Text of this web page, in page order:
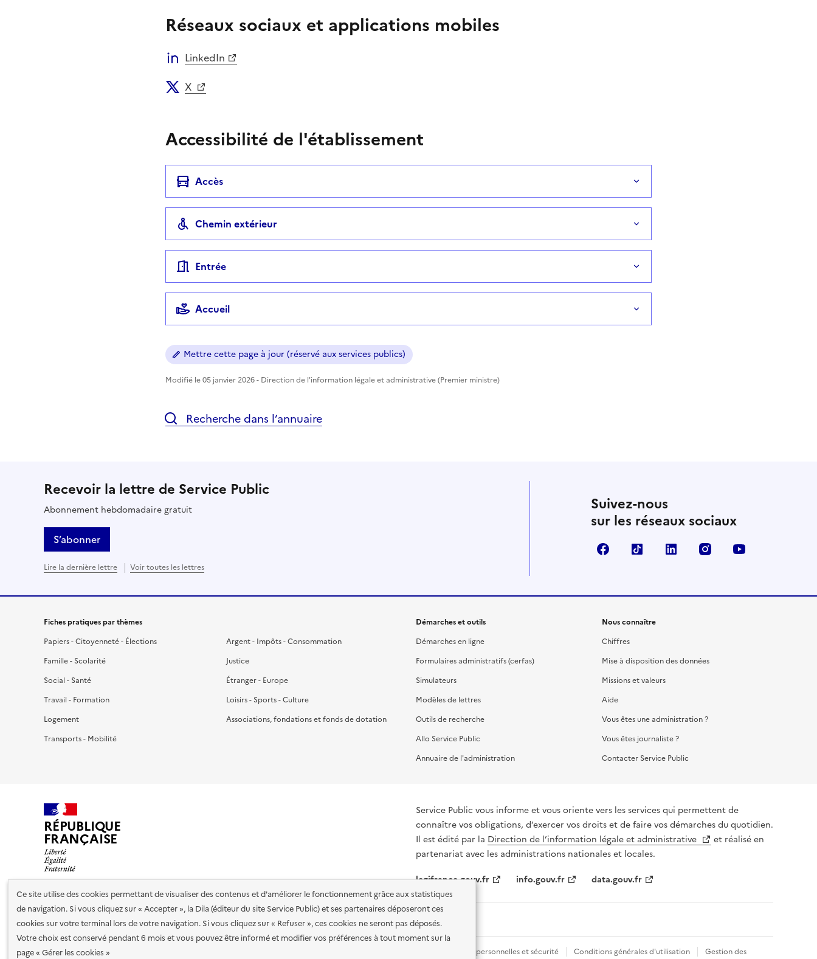
Ce site utilise des cookies permettant de visualiser des contenus et d'améliorer le fonctionnement grâce aux statistiques
de navigation. Si vous cliquez sur « Accepter », la Dila (éditeur du site Service Public) et ses partenaires déposeront ces
cookies sur votre terminal lors de votre navigation. Si vous cliquez sur « Refuser », ces cookies ne seront pas déposés.
Votre choix est conservé pendant 6 mois et vous pouvez être informé et modifier vos préférences à tout moment sur la
page « Gérer les cookies »
Réseaux sociaux et applications mobiles
LinkedIn
X
Accessibilité de l'établissement
Accès
Chemin extérieur
Entrée
Accueil
Mettre cette page à jour (réservé aux services publics)
Modifié le 05 janvier 2026 - Direction de l'information légale et administrative (Premier ministre)
Recherche dans l’annuaire
Recevoir la lettre de Service Public
Abonnement hebdomadaire gratuit
S’abonner
Lire la dernière lettre Voir toutes les lettres
Suivez-nous
sur les réseaux sociaux
FacebookTikTok LinkedIn Instagram
Fiches pratiques par thèmes
Papiers - Citoyenneté - Élections
Famille - Scolarité
Social - Santé
Travail - Formation
Logement
Transports - Mobilité
Argent - Impôts - Consommation
Justice
Étranger - Europe
Loisirs - Sports - Culture
Associations, fondations et fonds de dotation
Démarches et outils
Démarches en ligne
Formulaires administratifs (cerfas)
Simulateurs
Modèles de lettres
Outils de recherche
Allo Service Public
Annuaire de l'administration
Nous connaître
Chiffres
Mise à disposition des données
Missions et valeurs
Aide
Vous êtes une administration ?
Vous êtes journaliste ?
Contacter Service Public
RÉPUBLIQUE
FRANÇAISE
Service Public vous informe et vous oriente vers les services qui permettent de
connaître vos obligations, d’exercer vos droits et de faire vos démarches du quotidien.
Il est édité par la Direction de l’information légale et administrative
et réalisé en
partenariat avec les administrations nationales et locales.
legifrance.gouv.fr
info.gouv.fr data.gouv.fr
Nos partenaires
Plan du site Accessibilité : totalement conforme Données personnelles et sécurité Conditions générales d'utilisation Gestion des